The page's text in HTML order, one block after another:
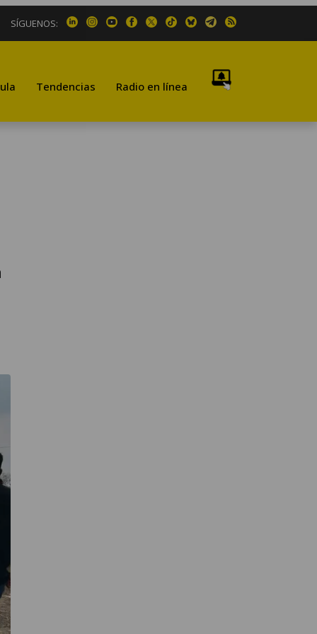
SÍGUENOS:
Tendencias Radio en línea